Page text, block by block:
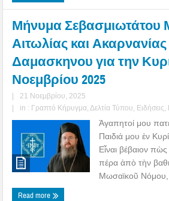
Μήνυμα Σεβασμιωτάτου
Αιτωλίας και
Δαμασκηνου για την
Νοεμβρίου 2025
|
21 Νοεμβρίου, 2025
|
in : Γραπτό Κήρυγμα Δελτία Τύπου Ειδήσεις
Ἀγαπητοί μου
Παιδιά μου ἐν
Εἶναι βέβαιον
πέρα ἀπὸ τὴν
Μωσαϊκοῦ Νόμου,
Read more